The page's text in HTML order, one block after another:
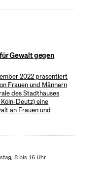
Gewalt gegen
2022 präsentiert
Frauen und Männern
des Stadthauses
Deutz) eine
an Frauen und
8 bis 16 Uhr